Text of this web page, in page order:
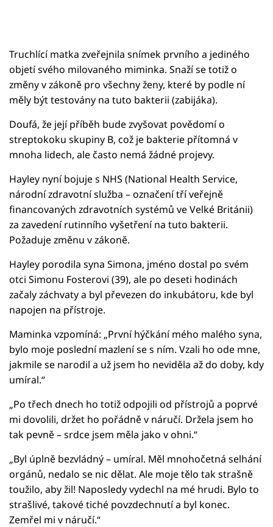
Truchlící matka zveřejnila snímek prvního a jediného
objetí svého milovaného miminka. Snaží se totiž o
změny v zákoně pro všechny ženy, které by podle ní
měly být testovány na tuto bakterii (zabijáka).
Doufá, že její příběh bude zvyšovat povědomí o
streptokoku skupiny B, což je bakterie přítomná v
mnoha lidech, ale často nemá žádné projevy.
Hayley nyní bojuje s NHS (National Health Service,
národní zdravotní služba – označení tří veřejně
financovaných zdravotních systémů ve Velké Británii)
za zavedení rutinního vyšetření na tuto bakterii.
Požaduje změnu v zákoně.
Hayley porodila syna Simona, jméno dostal po svém
otci Simonu Fosterovi (39), ale po deseti hodinách
začaly záchvaty a byl převezen do inkubátoru, kde byl
napojen na přístroje.
Maminka vzpomíná: „První hýčkání mého malého syna,
bylo moje poslední mazlení se s ním. Vzali ho ode mne,
jakmile se narodil a už jsem ho neviděla až do doby, kdy
umíral.“
„Po třech dnech ho totiž odpojili od přístrojů a poprvé
mi dovolili, držet ho pořádně v náručí. Držela jsem ho
tak pevně – srdce jsem měla jako v ohni.“
„Byl úplně bezvládný – umíral. Měl mnohočetná selhání
orgánů, nedalo se nic dělat. Ale moje tělo tak strašně
toužilo, aby žil! Naposledy vydechl na mé hrudi. Bylo to
strašlivé, takové tiché povzdechnutí a byl konec.
Zemřel mi v náručí.“